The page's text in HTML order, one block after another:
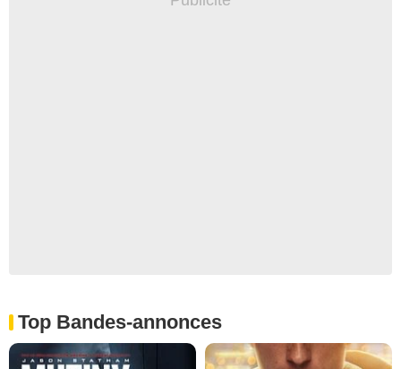
Top Bandes-annonces